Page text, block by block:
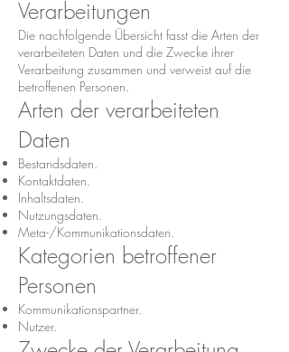
Verarbeitungen
Die nachfolgende Übersicht fasst die Arten der
verarbeiteten Daten und die Zwecke ihrer
Verarbeitung zusammen und verweist auf die
betroffenen Personen.
Arten der verarbeiteten
Daten
Bestandsdaten.
Kontaktdaten.
Inhaltsdaten.
Nutzungsdaten.
Meta-/Kommunikationsdaten.
Kategorien betroffener
Personen
Kommunikationspartner.
Nutzer.